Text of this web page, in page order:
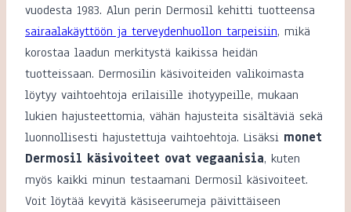
vuodesta 1983. Alun perin Dermosil kehitti tuotteensa
sairaalakäyttöön ja terveydenhuollon tarpeisiin, mikä
korostaa laadun merkitystä kaikissa heidän
tuotteissaan. Dermosilin käsivoiteiden valikoimasta
löytyy vaihtoehtoja erilaisille ihotyypeille, mukaan
lukien hajusteettomia, vähän hajusteita sisältäviä sekä
luonnollisesti hajustettuja vaihtoehtoja. Lisäksi monet
Dermosil käsivoiteet ovat vegaanisia, kuten
myös kaikki minun testaamani Dermosil käsivoiteet.
Voit löytää kevyitä käsiseerumeja päivittäiseen